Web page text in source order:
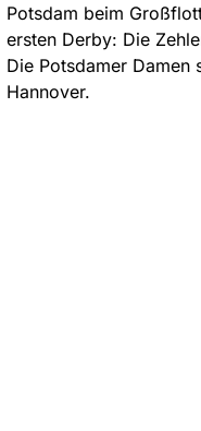
Potsdam beim
ersten Derby: Die
Die Potsdamer Damen
Hannover.